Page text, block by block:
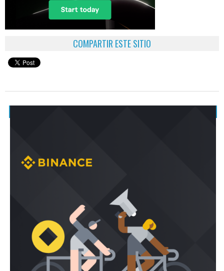
COMPARTIR ESTE SITIO